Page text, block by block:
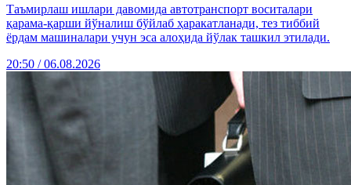
Таъмирлаш ишлари давомида автотранспорт воситалари
қарама-қарши йўналиш бўйлаб ҳаракатланади, тез тиббий
ёрдам машиналари учун эса алоҳида йўлак ташкил этилади.
20:50 / 06.08.2026